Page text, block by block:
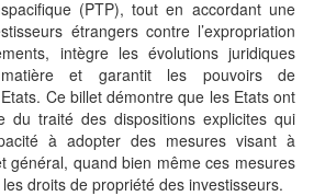
(PTP), tout en accordant une
étrangers contre l’expropriation
intègre les évolutions juridiques
et garantit les pouvoirs de
Ce billet démontre que les Etats ont
du traité des dispositions explicites qui
à adopter des mesures visant à
général, quand bien même ces mesures
droits de propriété des investisseurs.